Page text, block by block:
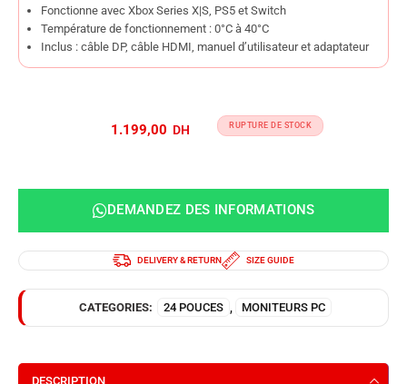
Fonctionne avec Xbox Series X|S, PS5 et Switch
Température de fonctionnement : 0°C à 40°C
Inclus : câble DP, câble HDMI, manuel d’utilisateur et adaptateur
RUPTURE DE STOCK
DEMANDEZ DES INFORMATIONS
DELIVERY & RETURN SIZE GUIDE
CATEGORIES: 24 POUCES MONITEURS PC
DESCRIPTION